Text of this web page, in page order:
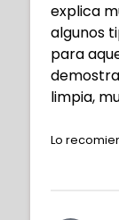
explica
algunos
para
limpia,
Lo